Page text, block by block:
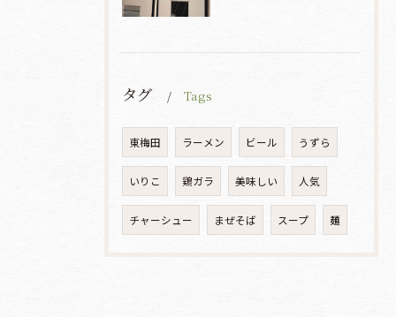
タグ Tags
東梅田 ラーメン ビール うずら
いりこ 鶏ガラ 美味しい 人気
チャーシュー まぜそば スープ 麺